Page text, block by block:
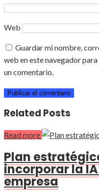
Web
Guardar mi nombre,
web en este navegador
un comentario.
Related Posts
Read more
Plan
incorporar la
empresa